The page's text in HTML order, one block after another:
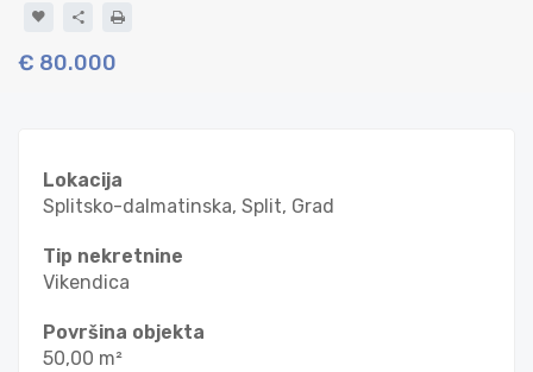
€ 80.000
Lokacija
Splitsko-dalmatinska, Split, Grad
Tip nekretnine
Vikendica
Površina objekta
50,00 m²